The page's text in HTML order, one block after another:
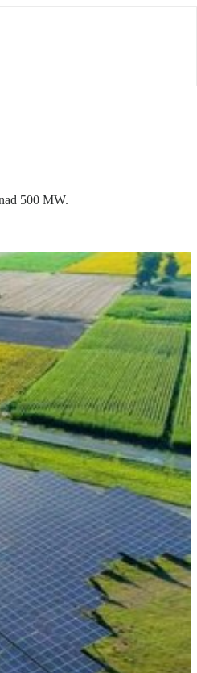
500 MW.